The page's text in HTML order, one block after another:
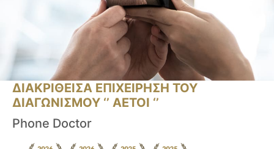
ΔΙΑΚΡΙΘΕΙΣΑ ΕΠΙΧΕΙΡΗΣΗ ΤΟΥ
ΔΙΑΓΩΝΙΣΜΟΥ ‘’ ΑΕΤΟΙ ‘’
Phone Doctor